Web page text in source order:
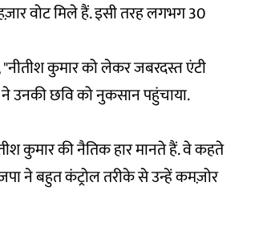
वोट मिले हैं. इसी तरह लगभग 30
कुमार को लेकर जबरदस्त एंटी
उनकी छवि को नुकसान पहुंचाया.
कुमार की नैतिक हार मानते हैं. वे कहते
ने बहुत कंट्रोल तरीके से उन्हें कमज़ोर